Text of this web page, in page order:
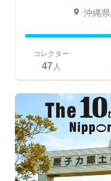
沖縄県
コレクター
47人